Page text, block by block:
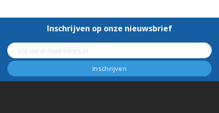
Inschrijven op onze nieuwsbrief